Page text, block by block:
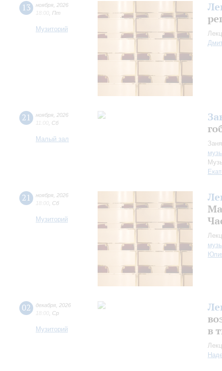
13 ноября 2026
18:00 Пт
Музиторий
21 ноября 2026
11:00 Сб
Малый зал
21 ноября 2026
18:00 Сб
Музиторий
02 декабря 2026
18:00 Ср
Музиторий
в